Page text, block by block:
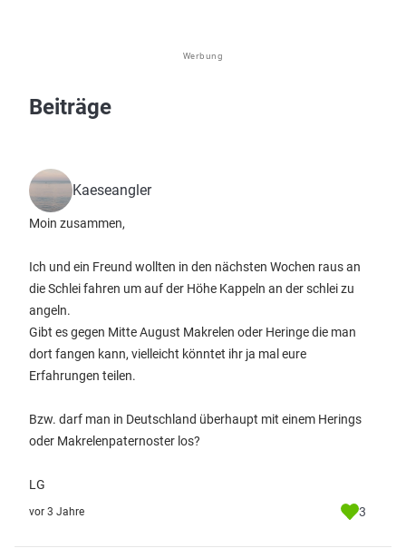
Werbung
Beiträge
Kaeseangler
Moin zusammen,
Ich und ein Freund wollten in den nächsten Wochen raus an
die Schlei fahren um auf der Höhe Kappeln an der schlei zu
angeln.
Gibt es gegen Mitte August Makrelen oder Heringe die man
dort fangen kann, vielleicht könntet ihr ja mal eure
Erfahrungen teilen.
Bzw. darf man in Deutschland überhaupt mit einem Herings
oder Makrelenpaternoster los?
LG
vor 3 Jahre 3